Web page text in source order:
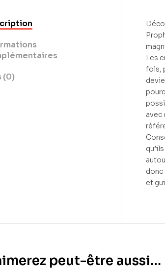
(0)
Les
fois,
avec
donc
et
peut-être aussi…